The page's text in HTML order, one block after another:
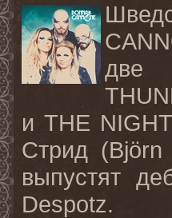
две
и THE
Стрид (Björn
выпустят
Despotz.